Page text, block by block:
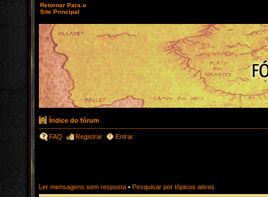
Retornar Para o
Site Principal
Índice do fórum
FAQ Registrar Entrar
Ler mensagens sem resposta • Pesquisar por tópicos ativos